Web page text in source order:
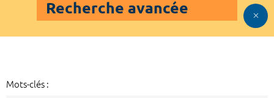
Recherche avancée
Mots-clés :